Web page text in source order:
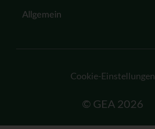
Allgemein
© GEA 2026
Cookie-Einstellungen